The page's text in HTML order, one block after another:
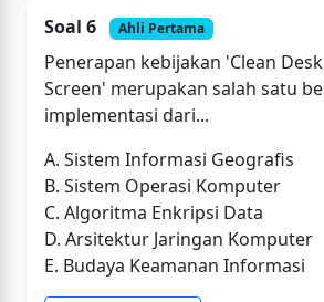
Soal 6 Ahli Pertama
Penerapan kebijakan 'Clean
Screen' merupakan salah satu
implementasi dari...
A. Sistem Informasi Geografis
B. Sistem Operasi Komputer
C. Algoritma Enkripsi Data
D. Arsitektur Jaringan Komputer
E. Budaya Keamanan Informasi